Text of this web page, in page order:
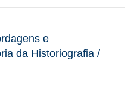
e
da Historiografia /